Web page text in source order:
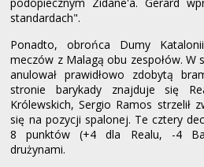
standardach".
Ponadto, obrońca Dumy
meczów z Malagą obu zespołów. W
anulował prawidłowo zdobytą
stronie barykady znajduje się
Królewskich, Sergio Ramos strzelił
się na pozycji spalonej. Te cztery
8 punktów (+4 dla Realu, -4
drużynami.